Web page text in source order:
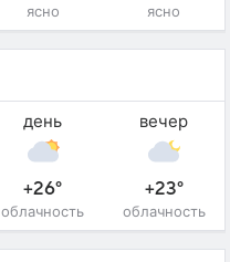
ясно ясно
день
+26°
облачность
вечер
+23°
облачность